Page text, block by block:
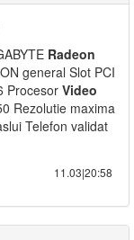
Radeon
general Slot PCI
Procesor Video
Rezolutie maxima
Telefon validat
11.03|20:58